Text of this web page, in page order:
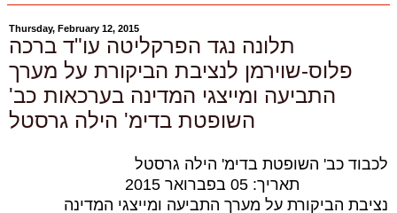
Thursday, February 12, 2015
תלונה נגד הפרקליטה עו"ד ברכה
פלוס-שוירמן לנציבת הביקורת על מערך
התביעה ומייצגי המדינה בערכאות כב'
השופטת בדימ' הילה גרסטל
לכבוד כב' השופטת בדימ' הילה גרסטל
תאריך: 05 בפברואר 2015
נציבת הביקורת על מערך התביעה ומייצגי המדינה